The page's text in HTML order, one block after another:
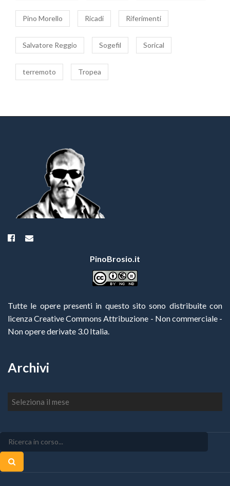
Pino Morello Ricadi Riferimenti
Salvatore Reggio Sogefil Sorical
terremoto Tropea
PinoBrosio.it
Tutte le opere presenti in questo sito sono distribuite con
licenza Creative Commons Attribuzione - Non commerciale -
Non opere derivate 3.0 Italia.
Archivi
Archivi